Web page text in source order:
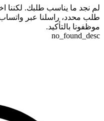
لم نجد ما يناسب طلبك. لكننا
موظفونا بالتأكيد.
no_found_desc